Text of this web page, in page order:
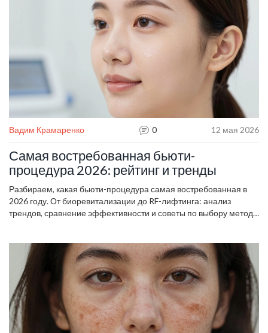
Вадим Крамаренко 0 12 мая 2026
Самая востребованная бьюти-
процедура 2026: рейтинг и тренды
Разбираем, какая бьюти-процедура самая востребованная в
2026 году. От биоревитализации до RF-лифтинга: анализ
трендов, сравнение эффективности и советы по выбору метода